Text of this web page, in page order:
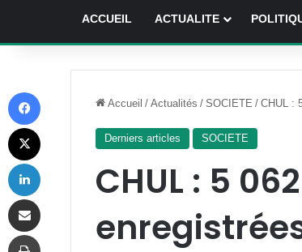
ACCUEIL ACTUALITE
Accueil / Actualités / SOCIETE / CHUL :
Derniers articles SOCIETE
CHUL : 5